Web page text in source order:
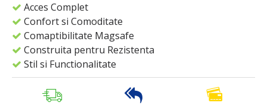
Acces Complet
Confort si Comoditate
Comaptibilitate Magsafe
Construita pentru Rezistenta
Stil si Functionalitate